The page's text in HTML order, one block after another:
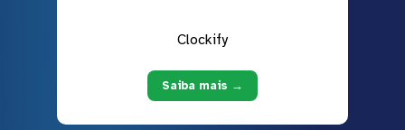
Clockify
Saiba mais →